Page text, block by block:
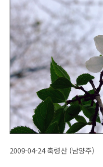
2009-04-24 축령산 (남양주)